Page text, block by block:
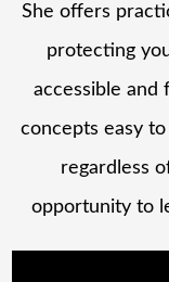
She offers
protecting
accessible and
concepts easy
regardless
opportunity to